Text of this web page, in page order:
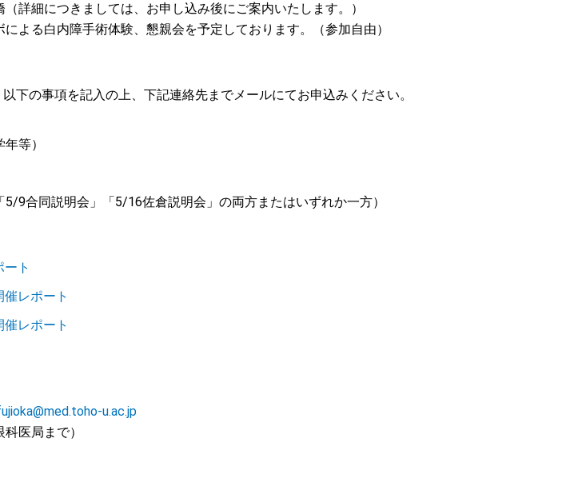
詳細につきましては、お申し込み後にご案内いたします。）
よる白内障手術体験、懇親会を予定しております。（参加自由）
下の事項を記入の上、下記連絡先までメールにてお申込みください。
等）
9合同説明会」「5/16佐倉説明会」の両方またはいずれか一方）
ト
レポート
レポート
u.ac.jp
医局まで）